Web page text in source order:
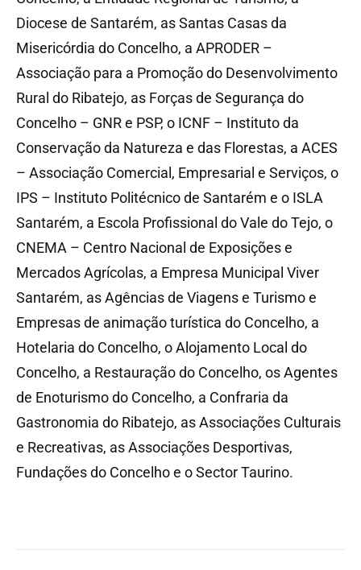
Diocese de Santarém, as Santas Casas da
Misericórdia do Concelho, a APRODER –
Associação para a Promoção do Desenvolvimento
Rural do Ribatejo, as Forças de Segurança do
Concelho – GNR e PSP, o ICNF – Instituto da
Conservação da Natureza e das Florestas, a ACES
– Associação Comercial, Empresarial e Serviços, o
IPS – Instituto Politécnico de Santarém e o ISLA
Santarém, a Escola Profissional do Vale do Tejo, o
CNEMA – Centro Nacional de Exposições e
Mercados Agrícolas, a Empresa Municipal Viver
Santarém, as Agências de Viagens e Turismo e
Empresas de animação turística do Concelho, a
Hotelaria do Concelho, o Alojamento Local do
Concelho, a Restauração do Concelho, os Agentes
de Enoturismo do Concelho, a Confraria da
Gastronomia do Ribatejo, as Associações Culturais
e Recreativas, as Associações Desportivas,
Fundações do Concelho e o Sector Taurino.